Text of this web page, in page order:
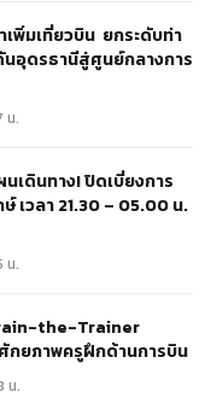
เพิ่มเที่ยวบิน ยกระดับท่า
อุดรธานีสู่ศูนย์กลางการ
น.
เดินทาง! ปิดเบี่ยงการ
เวลา 21.30 – 05.00 น.
น.
the-Trainer
กยภาพครูฝึกด้านการบิน
น.